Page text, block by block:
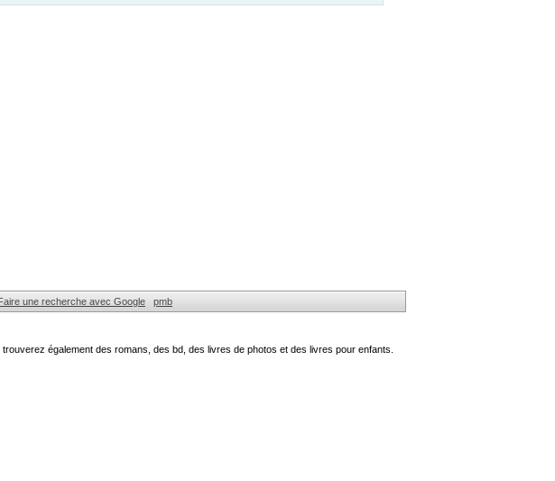
une recherche avec Google pmb
également des romans, des bd, des livres de photos et des livres pour enfants.